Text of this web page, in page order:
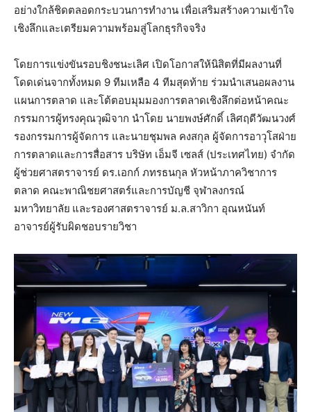
อย่างใกล้ชิดตลอดกระบวนการทำงาน เพื่อเสริมสร้างความเข้าใจ
เชิงลึกและเตรียมความพร้อมสู่โลกธุรกิจจริง
โดยการแข่งขันรอบชิงชนะเลิศ เปิดโอกาสให้นิสิตที่มีผลงานที่
โดดเด่นจากทั้งหมด 9 ทีมเหลือ 4 ทีมสุดท้าย ร่วมนำเสนอผลงาน
แผนการตลาด และโต้ตอบมุมมองการตลาดเชิงลึกต่อหน้าคณะ
กรรมการผู้ทรงคุณวุฒิจาก นำโดย นายพงษ์ศักดิ์ เลิศฤดีวัฒนวงศ์
รองกรรมการผู้จัดการ และนายชุมพล คงสกุล ผู้จัดการอาวุโสฝ่าย
การตลาดและการสื่อสาร บริษัท เอ็มจี เซลส์ (ประเทศไทย) จำกัด
ผู้ช่วยศาสตราจารย์ ดร.เอกก์ ภทรธนกุล หัวหน้าภาควิชาการ
ตลาด คณะพาณิชยศาสตร์และการบัญชี จุฬาลงกรณ์
มหาวิทยาลัย และรองศาสตราจารย์ ม.ล.สาวิกา อุณหนันท์
อาจารย์ผู้รับผิดชอบรายวิชา